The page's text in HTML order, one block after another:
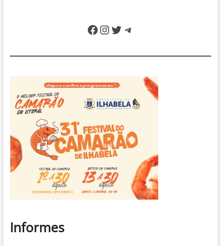
Facebook
Instagram
Twitter
Telegram
Informes